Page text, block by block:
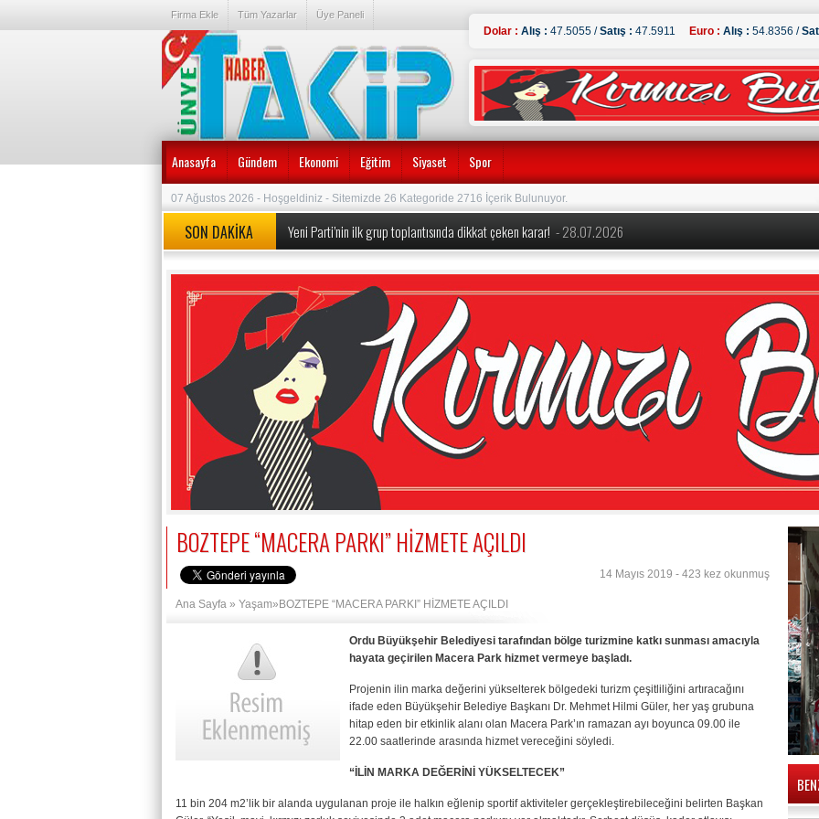
Firma Ekle Tüm Yazarlar Üye Paneli
Dolar : Alış : 47.5055 /Satış : 47.5911 Euro : Alış : 54.8356 /
Anasayfa Gündem Ekonomi Eğitim Siyaset Spor
07 Ağustos 2026 - Hoşgeldiniz - Sitemizde 26 Kategoride 2716 İçerik Bulunuyor.
SON DAKİKA Yeni Parti’nin ilk grup toplantısında dikkat çeken karar! - 28.07.2026
MEB’den okullarda köklü değişiklik! Yeni dönem kuralları açıklandı- 28.07.2026
Özgür Özel’e yeni görev: Yeni Parti’nin Kurucu Genel Başkanı oldu! İşte PM ve YDK listeleri- 24.07.2026
Özgür Özel ve 90 Milletvekili CHP’den İstifa Etti:- 24.07.2026
Erdoğan duyurmuştu, Bakan Şimşek detayları açıkladı ‘1 trilyon liralık uygun koşullu kredi’
- 14.07.2026
BOZTEPE “MACERA PARKI” HİZMETE AÇILDI
14 Mayıs 2019 - 423 kez okunmuş
Ana Sayfa » Yaşam»BOZTEPE “MACERA PARKI” HİZMETE AÇILDI
Ordu Büyükşehir Belediyesi tarafından bölge turizmine katkı sunması amacıyla
hayata geçirilen Macera Park hizmet vermeye başladı.
Projenin ilin marka değerini yükselterek bölgedeki turizm çeşitliliğini artıracağını
ifade eden Büyükşehir Belediye Başkanı Dr. Mehmet Hilmi Güler, her yaş grubuna
hitap eden bir etkinlik alanı olan Macera Park’ın ramazan ayı boyunca 09.00 ile
22.00 saatlerinde arasında hizmet vereceğini söyledi.
“İLİN MARKA DEĞERİNİ YÜKSELTECEK”
11 bin 204 m2’lik bir alanda uygulanan proje ile halkın eğlenip sportif aktiviteler gerçekleştirebileceğini belirten Başkan